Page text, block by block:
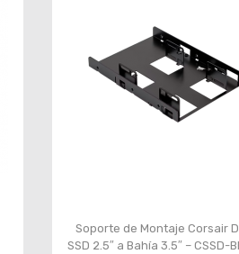
Soporte de Montaje Corsair
SSD 2.5″ a Bahía 3.5″ – CSSD-